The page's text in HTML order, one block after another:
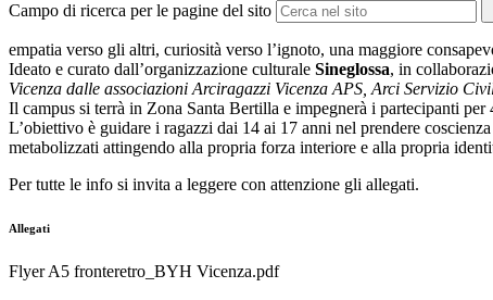
Campo di ricerca per le pagine del sito
empatia verso gli altri, curiosità verso l’ignoto, una maggiore
Ideato e curato dall’organizzazione culturale Sineglossa, in
Vicenza dalle associazioni Arciragazzi Vicenza APS, Arci Servizio
Il campus si terrà in Zona Santa Bertilla e impegnerà i partecipanti
L’obiettivo è guidare i ragazzi dai 14 ai 17 anni nel prendere
metabolizzati attingendo alla propria forza interiore e alla propria
Per tutte le info si invita a leggere con attenzione gli allegati.
Allegati
Flyer A5 fronteretro_BYH Vicenza.pdf